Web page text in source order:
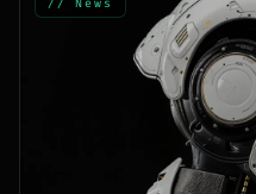
// News